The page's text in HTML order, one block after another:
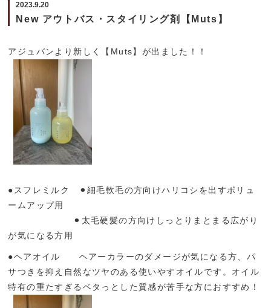
2023.9.20
New アウトバス・スタイリング剤【Muts】
アジュバンより新しく【Muts】が出ました！！
●スフレミルク ⚫︎細毛軟毛の方向けハリコシを出すボリュ
ームアップ用
⚫︎太毛硬髪の方向けしっとりまとまる広がり
が気になる方用
●ヘアオイル ヘアーカラーのダメージが気になる方、パ
サつきを抑え自然なツヤのある使いやすオイルです。オイル
特有の重たすぎるベタっとした質感が苦手な方におすすめ！